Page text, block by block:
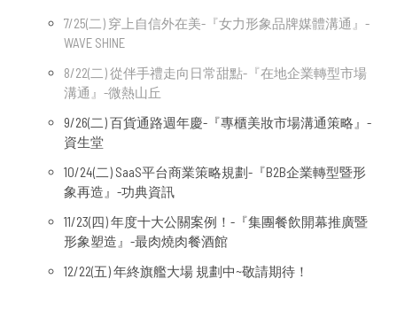
7/25(二) 穿上自信外在美-『女力形象品牌媒體溝通』-
WAVE SHINE
8/22(二) 從伴手禮走向日常甜點-『在地企業轉型市場
溝通』-微熱山丘
9/26(二) 百貨通路週年慶-『專櫃美妝市場溝通策略』-
資生堂
10/24(二) SaaS平台商業策略規劃-『B2B企業轉型暨形
象再造』-功典資訊
11/23(四) 年度十大公關案例！-『集團餐飲開幕推廣暨
形象塑造』-最肉燒肉餐酒館
12/22(五) 年終旗艦大場 規劃中~敬請期待！